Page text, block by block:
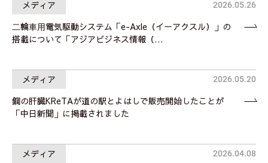
メディア
⼆輪⾞⽤電気駆動システム「e-Axle（イーアクスル）」の
搭載について「アジアビジネス情報（…
2026.05.26
メディア
鋼の肝臓KReTAが道の駅とよはしで販売開始したことが
「中日新聞」に掲載されました
2026.05.20
メディア
2026.04.08